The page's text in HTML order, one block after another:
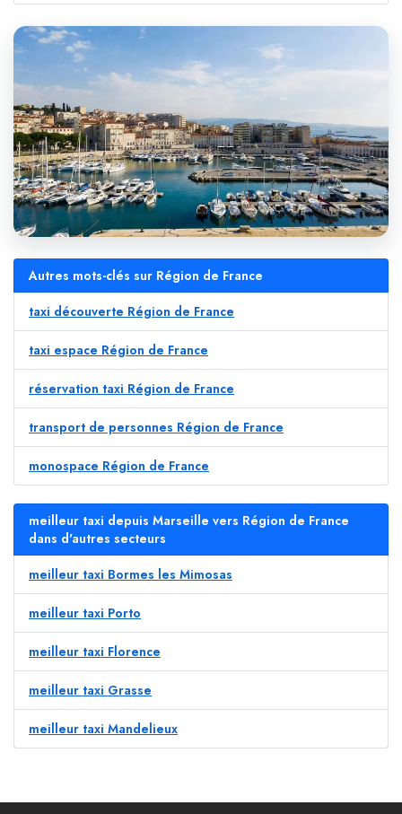
Autres mots-clés sur Région de France
taxi découverte Région de France
taxi espace Région de France
réservation taxi Région de France
transport de personnes Région de France
monospace Région de France
meilleur taxi depuis Marseille vers Région de France
dans d'autres secteurs
meilleur taxi Bormes les Mimosas
meilleur taxi Porto
meilleur taxi Florence
meilleur taxi Grasse
meilleur taxi Mandelieux